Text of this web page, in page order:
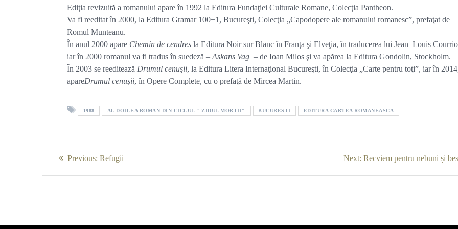
Ediţia revizuită a romanului apare în 1992 la Editura Fundaţiei Culturale Romane, Colecţia Pantheon.
Va fi reeditat în 2000, la Editura Gramar 100+1, Bucureşti, Colecţia „Capodopere ale romanului romanesc”, prefaţat de
Romul Munteanu.
În anul 2000 apare Chemin de cendres la Editura Noir sur Blanc în Franţa şi Elveţia, în traducerea lui Jean–Louis
iar în 2000 romanul va fi tradus în suedeză –Askans Vag – de Ioan Milos şi va apărea la Editura Gondolin, Stockholm.
În 2003 se reeditează Drumul cenuşii, la Editura Litera Internaţional Bucureşti, în Colecţia „Carte pentru toţi”, iar în
apareDrumul cenuşii, în Opere Complete, cu o prefaţă de Mircea Martin.
1988 AL DOILEA ROMAN DIN CICLUL " ZIDUL MORTII" BUCURESTI EDITURA CARTEA ROMANEASCA
Navigare
în
Previous: Previous
Refugii Next: Next
Recviem pentru nebuni și